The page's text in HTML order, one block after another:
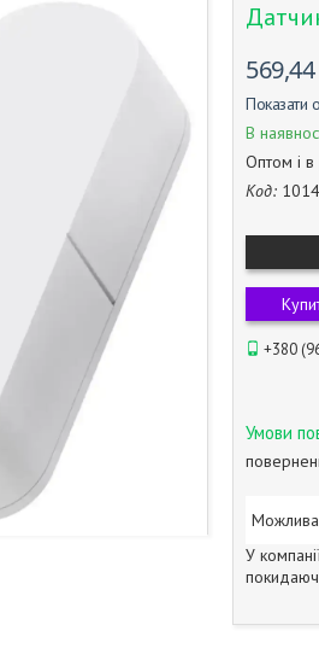
Показати
В
Оптом і в
Код:
+380
У